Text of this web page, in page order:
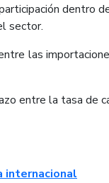
dentro
sector.
las
entre la tasa de
internacional